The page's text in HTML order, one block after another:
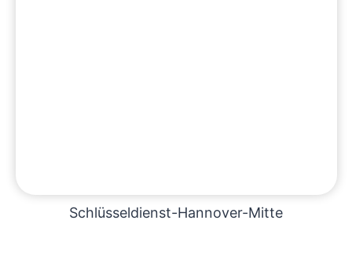
Schlüsseldienst-Hannover-Mitte